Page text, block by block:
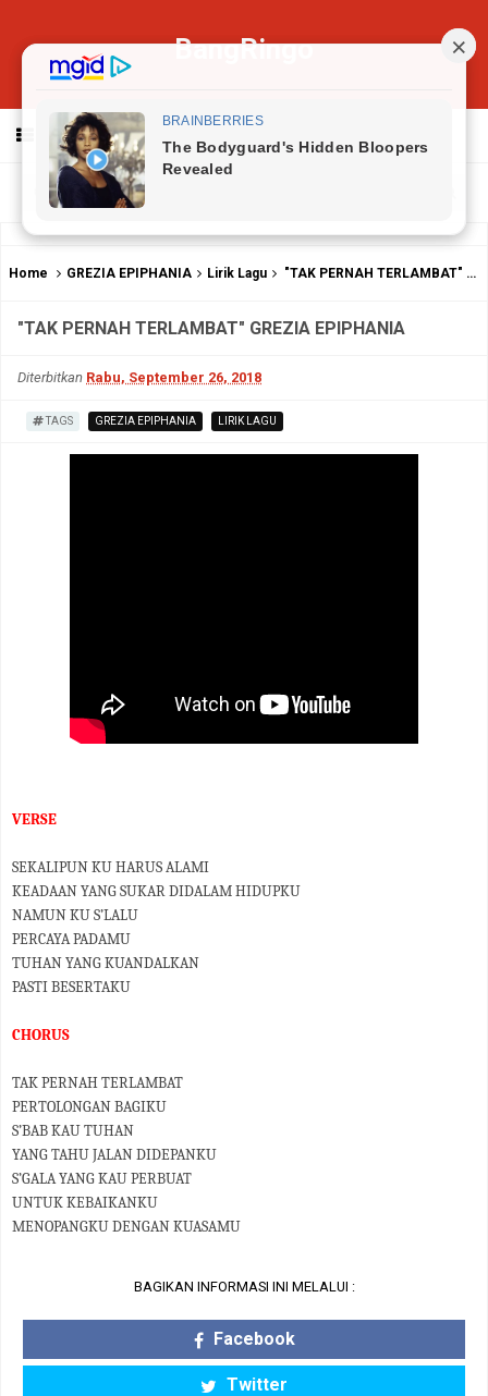
BangRingo
MENU
Home GREZIA EPIPHANIA Lirik Lagu "TAK PERNAH TERLAMBAT" GREZIA EPIPHANIA
"TAK PERNAH TERLAMBAT" GREZIA EPIPHANIA
Diterbitkan Rabu, September 26, 2018
TAGS GREZIA EPIPHANIA LIRIK LAGU
VERSE
SEKALIPUN KU HARUS ALAMI
KEADAAN YANG SUKAR DIDALAM HIDUPKU
NAMUN KU S’LALU
PERCAYA PADAMU
TUHAN YANG KUANDALKAN
PASTI BESERTAKU
CHORUS
TAK PERNAH TERLAMBAT
PERTOLONGAN BAGIKU
S’BAB KAU TUHAN
YANG TAHU JALAN DIDEPANKU
S’GALA YANG KAU PERBUAT
UNTUK KEBAIKANKU
MENOPANGKU DENGAN KUASAMU
BAGIKAN INFORMASI INI MELALUI :
Facebook
Twitter